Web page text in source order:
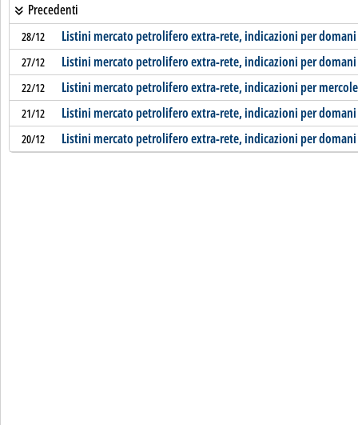
Precedenti
28/12 Listini mercato petrolifero extra-rete, indicazioni per domani
27/12 Listini mercato petrolifero extra-rete, indicazioni per domani
22/12 Listini mercato petrolifero extra-rete, indicazioni per
21/12 Listini mercato petrolifero extra-rete, indicazioni per domani
20/12 Listini mercato petrolifero extra-rete, indicazioni per domani